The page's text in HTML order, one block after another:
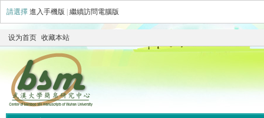
請選擇 進入手機版 繼續訪問電腦版
设为首页 收藏本站